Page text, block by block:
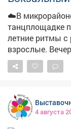
19:00 - для
барьерами) 🗓 14 августа 🏷 Билеты: vk.cc/cZy7
Количество
того стоит 😌
☁️В
танцплощадке
летние ритмы с
взрослые.
4 августа